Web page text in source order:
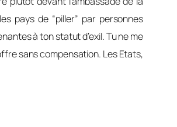
pays de “piller” par personnes
à ton statut d’exil. Tu ne me
sans compensation. Les Etats,